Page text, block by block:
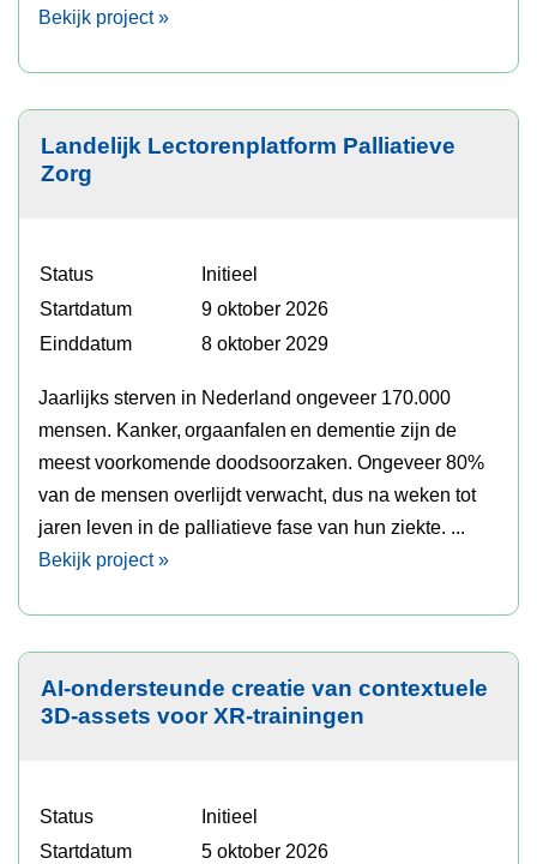
Bekijk project »
Landelijk Lectorenplatform Palliatieve
Zorg
Status
Initieel
Startdatum
9 oktober 2026
Einddatum
8 oktober 2029
Jaarlijks sterven in Nederland ongeveer 170.000
mensen. Kanker, orgaanfalen en dementie zijn de
meest voorkomende doodsoorzaken. Ongeveer 80%
van de mensen overlijdt verwacht, dus na weken tot
jaren leven in de palliatieve fase van hun ziekte. ...
Bekijk project »
AI-ondersteunde creatie van contextuele
3D-assets voor XR-trainingen
Status
Initieel
Startdatum
5 oktober 2026